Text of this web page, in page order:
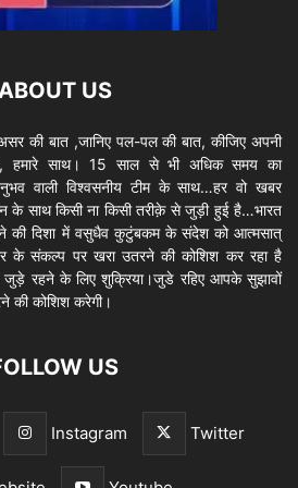
US
की बात ,जानिए पल-पल की बात, कीजिए अपनी
हमारे साथ। 15 साल से भी अधिक समय का
वाली विश्वसनीय टीम के साथ…हर वो खबर
के साथ किसी ना किसी तरीक़े से जुड़ी हुई है…भारत
की दिशा में वसुधैव कुटुंबकम के संदेश को आत्मसात्
के संकल्प पर खरा उतरने की कोशिश कर रहा है
रहने के लिए शुक्रिया।जुडे रहिए आपके सुझावों
की कोशिश करेगी।
US
Instagram Twitter